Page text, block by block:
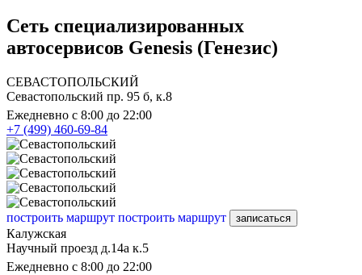
Сеть специализированных
автосервисов Genesis (Генезис)
СЕВАСТОПОЛЬСКИЙ
Севастопольский пр. 95 б, к.8
Ежедневно с 8:00 до 22:00
+7 (499) 460-69-84
построить маршрут построить маршрут записаться
Калужская
Научный проезд д.14а к.5
Ежедневно с 8:00 до 22:00